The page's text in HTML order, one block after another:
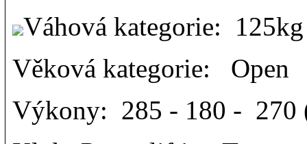
Váhová kategorie:
Věková kategorie: Open
Výkony: 285 - 180 - 270